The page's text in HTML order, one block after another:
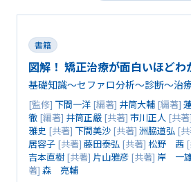
書籍
図解！ 矯正治療が面白いほどわ
基礎知識～セファロ分析～診断～治
[監修] 下間一洋 [編著] 井筒大輔 [編著]
徹 [編著] 井筒正嚴 [共著] 市川正人 [共著]
雅史 [共著] 下間美沙 [共著] 洲脇道弘 [
居容子 [共著] 藤田泰弘 [共著] 松野 茜
吉本直樹 [共著] 片山雅彦 [共著] 岸 一
著] 森 亮輔